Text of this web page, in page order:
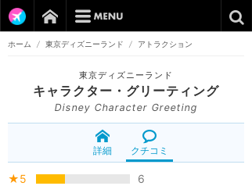
ホーム / 東京ディズニーランド / アトラクション
東京ディズニーランド
キャラクター・グリーティング
Disney Character Greeting
詳細 クチコミ
★5
6